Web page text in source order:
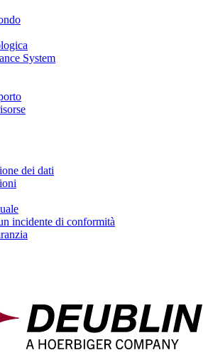
System
dei dati
incidente di conformità